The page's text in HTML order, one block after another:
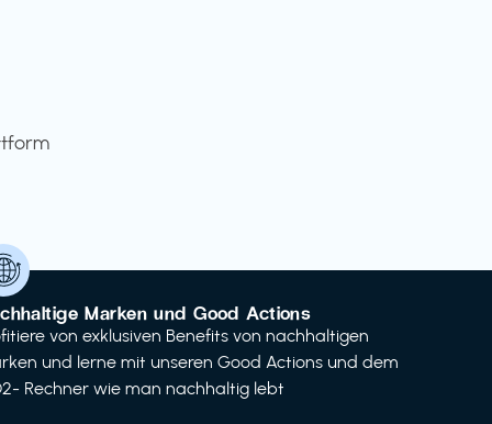
Marken und Good Actions
von exklusiven Benefits von nachhaltigen
und lerne mit unseren Good Actions und dem
Rechner wie man nachhaltig lebt